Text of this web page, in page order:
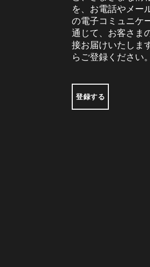
を、お電話やメー
の電子コミュニケ
通じて、お客さま
接お届けいたしま
らご登録ください。
登録する